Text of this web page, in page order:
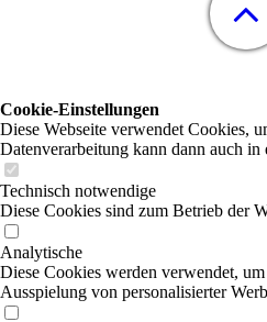
Cookie-Einstellungen
Diese Webseite verwendet Cookies,
Datenverarbeitung kann dann auch
Technisch notwendige
Diese Cookies sind zum Betrieb der
Analytische
Diese Cookies werden verwendet,
Ausspielung von personalisierter